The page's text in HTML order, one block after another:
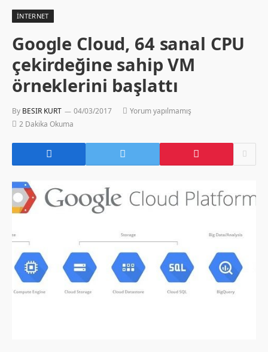
İNTERNET
Google Cloud, 64 sanal CPU
çekirdeğine sahip VM
örneklerini başlattı
By BESIR KURT 04/03/2017
Yorum yapılmamış
2 Dakika Okuma